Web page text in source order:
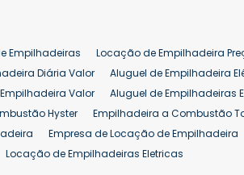
Empilhadeiras
Locação de Empilhadeira
Diária Valor
Aluguel de Empilhadeira
Valor
Aluguel de Empilhadeiras
Hyster
Empilhadeira a Combustão
Empresa de Locação de Empilhadeira
Locação de Empilhadeiras Eletricas